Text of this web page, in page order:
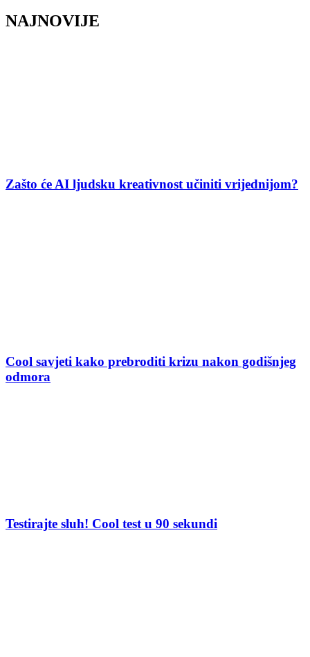
NAJNOVIJE
Zašto će AI ljudsku kreativnost učiniti vrijednijom?
Cool savjeti kako prebroditi krizu nakon godišnjeg
odmora
Testirajte sluh! Cool test u 90 sekundi